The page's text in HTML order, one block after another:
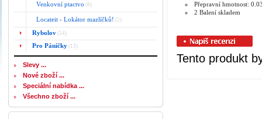
Venkovní ptactvo (8)
Locateit - Lokátor mazlíčků! (2)
Rybolov (54)
Pro Páníčky (13)
Slevy ...
Nové zboží ...
Speciální nabídka ...
Všechno zboží ...
Přepravní hmotnost:
2 Balení skladem
Tento produkt